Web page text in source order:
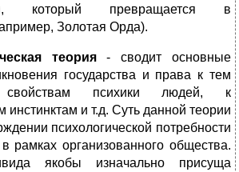
который превращается в
Золотая Орда).
теория- сводит основные
государства и права к тем
психики людей, к
инстинктам и т.д. Суть данной теории
психологической потребности
рамках организованного общества.
якобы изначально присуща